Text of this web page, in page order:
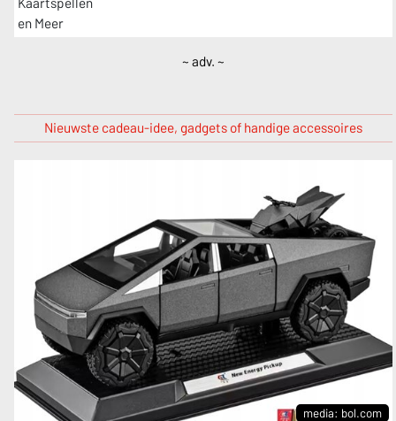
~ adv. ~
Nieuwste cadeau-idee, gadgets of handige accessoires
media: bol.com